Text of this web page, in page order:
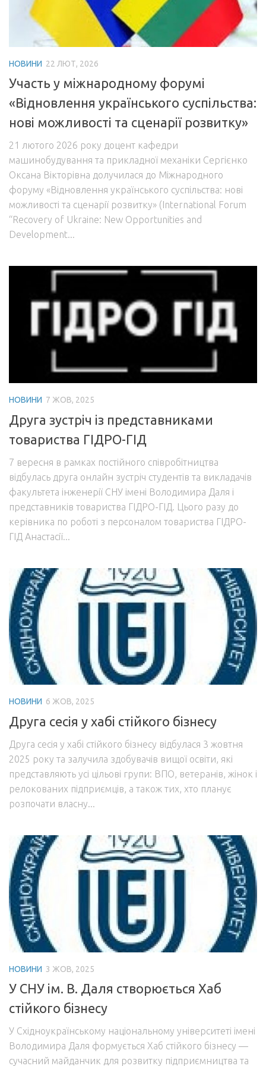
Акредитація
Портфоліо освітньої прогами “Галузеве машинобудування”
НОВИНИ 22 ЛЮТ, 2026
Участь у міжнародному форумі
«Відновлення українського суспільства:
нові можливості та сценарії розвитку»
21 лютого 2026 року доцент кафедри
машинобудування та прикладної механіки Сергієнко
Оксана Вікторівна долучилася до Міжнародного
форуму «Відновлення українського суспільства: нові
можливості та сценарії розвитку» (International Forum
“Recovery of Ukraine: New Opportunities and
Development...
НОВИНИ 7 ЖОВ, 2025
Друга зустріч із представниками
товариства ГІДРО-ГІД
7 вересня в рамках постійного співробітництва
відбулась друга онлайн зустріч студентів та викладачів
факультета інженерії СНУ імені Володимира Даля і
представників товариства ГІДРО-ГІД. Цього разу до
керівника по роботі з персоналом товариства ГІДРО-
ГІД Анастасії...
НОВИНИ 6 ЖОВ, 2025
Друга сесія у хабі стійкого бізнесу
Друга сесія у хабі стійкого бізнесу відбулася 3 жовтня
2025 року та залучила здобувачів вищої освіти, які
представляють усі цільові групи: ВПО, ветеранів, жінок і
релокованих підприємців, а також тих, хто планує
розпочати власну...
НОВИНИ 3 ЖОВ, 2025
У СНУ ім. В. Даля створюється Хаб
стійкого бізнесу
У Східноукраїнському національному університеті імені
Володимира Даля формується Хаб стійкого бізнесу —
сучасний майданчик для розвитку підприємництва та